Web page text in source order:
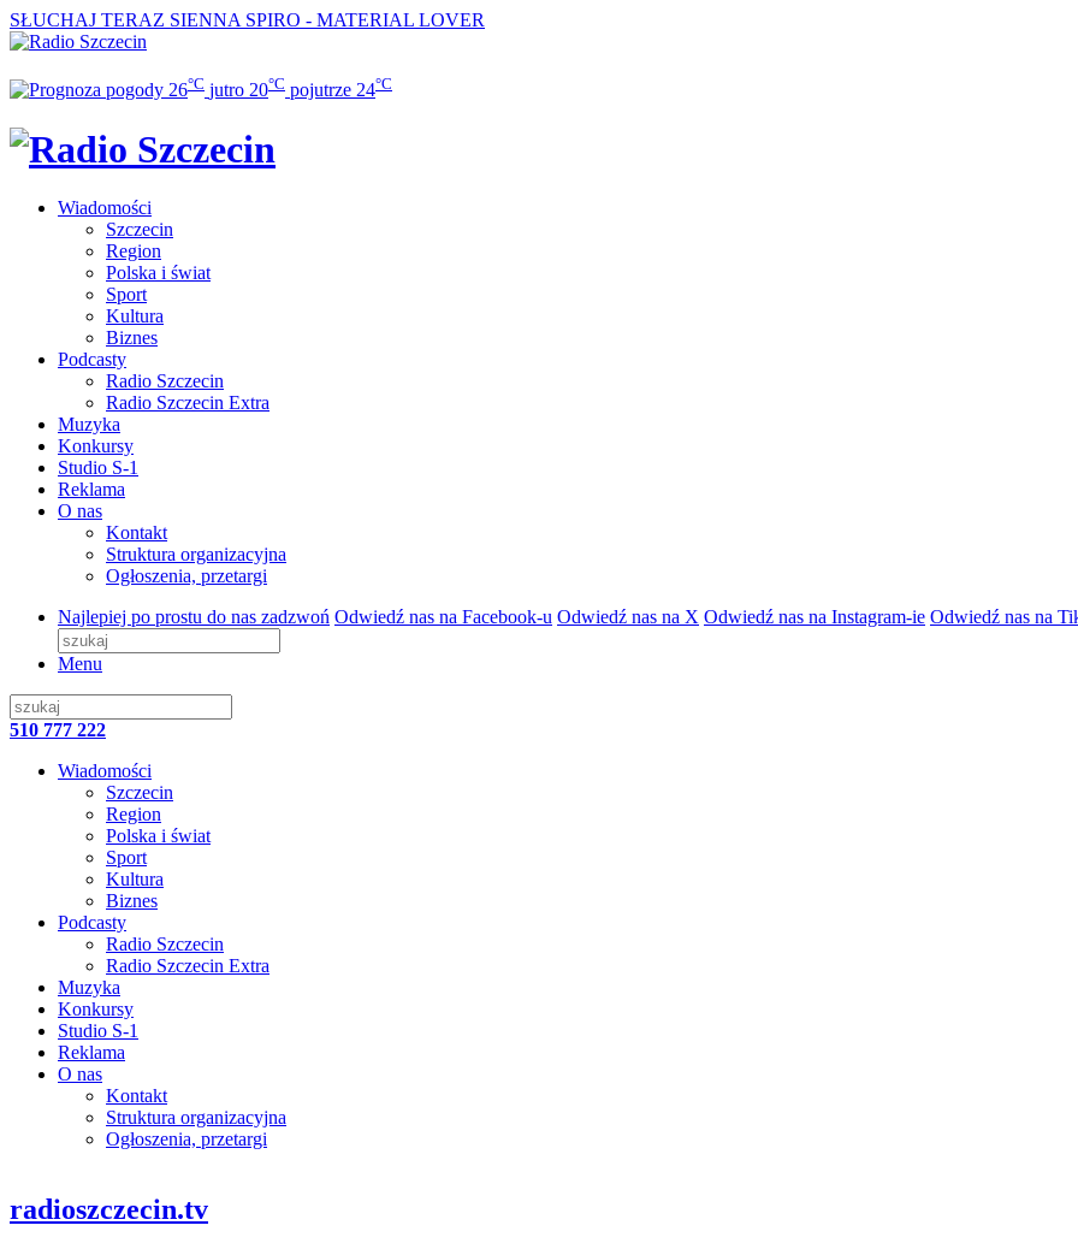
SŁUCHAJ TERAZ SIENNA SPIRO - MATERIAL LOVER
26°C jutro 20°C pojutrze 24°C
Wiadomości
Szczecin
Region
Polska i świat
Sport
Kultura
Biznes
Podcasty
Radio Szczecin
Radio Szczecin Extra
Muzyka
Konkursy
Studio S-1
Reklama
O nas
Kontakt
Struktura organizacyjna
Ogłoszenia, przetargi
Najlepiej po prostu do nas zadzwoń Odwiedź nas na Facebook-u Odwiedź nas na X Odwiedź nas na Instagram-ie Odwiedź nas na
Menu
510 777 222
Wiadomości
Szczecin
Region
Polska i świat
Sport
Kultura
Biznes
Podcasty
Radio Szczecin
Radio Szczecin Extra
Muzyka
Konkursy
Studio S-1
Reklama
O nas
Kontakt
Struktura organizacyjna
Ogłoszenia, przetargi
radioszczecin.tv